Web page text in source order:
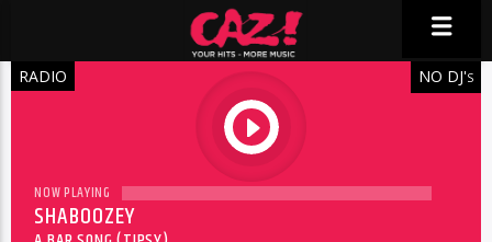
RADIO
play
NO DJ'S
NOW PLAYING
SHABOOZEY